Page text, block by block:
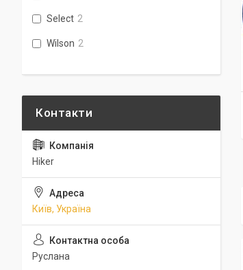
Select 2
Wilson 2
Hiker
Київ, Україна
Руслана